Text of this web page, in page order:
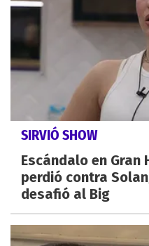
SIRVIÓ SHOW
Escándalo en Gran
perdió contra
desafió al Big